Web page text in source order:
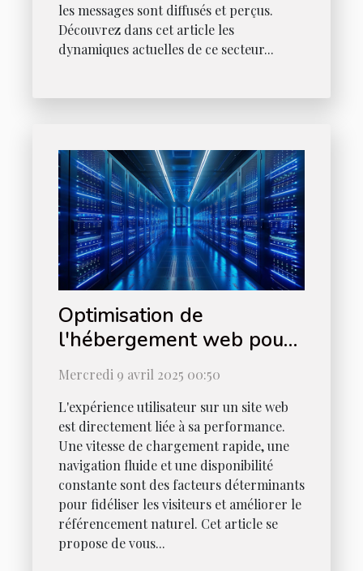
les messages sont diffusés et perçus.
Découvrez dans cet article les
dynamiques actuelles de ce secteur...
Optimisation de
l'hébergement web pour
améliorer la performance
de votre site
Mercredi 9 avril 2025 00:50
L'expérience utilisateur sur un site web
est directement liée à sa performance.
Une vitesse de chargement rapide, une
navigation fluide et une disponibilité
constante sont des facteurs déterminants
pour fidéliser les visiteurs et améliorer le
référencement naturel. Cet article se
propose de vous...